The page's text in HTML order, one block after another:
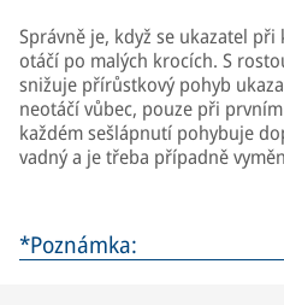
Správně je, když se ukazatel
otáčí po malých krocích. S
snižuje přírůstkový pohyb
neotáčí vůbec, pouze při
každém sešlápnutí pohybuje
vadný a je třeba případně
*Poznámka: